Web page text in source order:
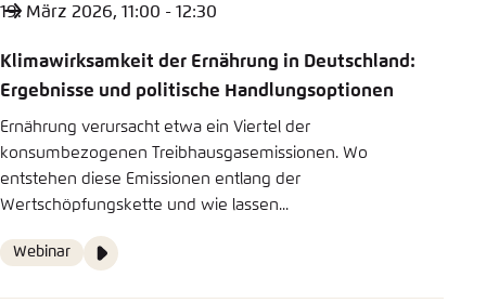
19. März 2026, 11:00 - 12:30
Klimawirksamkeit der Ernährung in Deutschland:
Ergebnisse und politische Handlungsoptionen
Ernährung verursacht etwa ein Viertel der
konsumbezogenen Treibhausgasemissionen. Wo
entstehen diese Emissionen entlang der
Wertschöpfungskette und wie lassen...
Format
Webinar
Media
Video